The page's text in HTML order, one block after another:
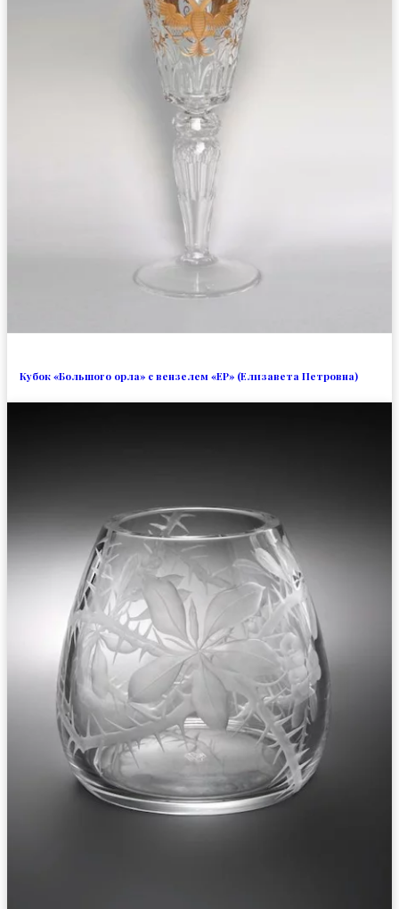
Кубок «Большого орла» с вензелем «EP» (Елизавета Петровна)